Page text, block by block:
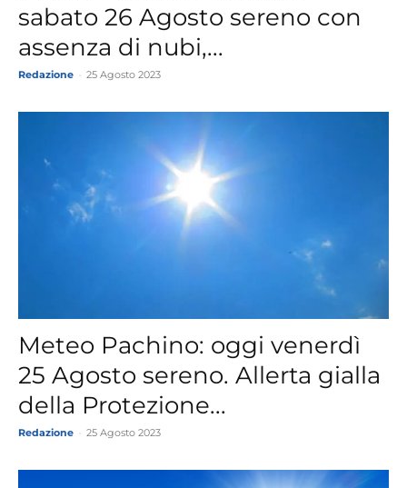
sabato 26 Agosto sereno con
assenza di nubi,...
Redazione 25 Agosto 2023
Meteo Pachino: oggi venerdì
25 Agosto sereno. Allerta gialla
della Protezione...
Redazione 25 Agosto 2023